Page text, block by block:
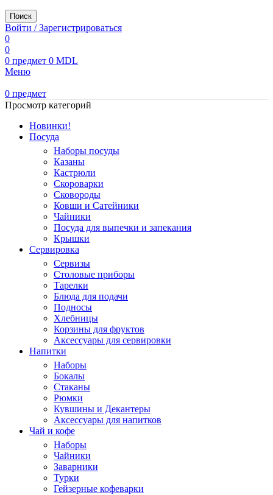
Поиск
Войти / Зарегистрироваться
0
0
0 предмет 0 MDL
Меню
0 предмет
Просмотр категорий
Новинки!
Посуда
Наборы посуды
Казаны
Кастрюли
Скороварки
Сковороды
Ковши и Сатейники
Чайники
Посуда для выпечки и запекания
Крышки
Сервировка
Сервизы
Столовые приборы
Тарелки
Блюда для подачи
Подносы
Хлебницы
Корзины для фруктов
Аксессуары для сервировки
Напитки
Наборы
Бокалы
Стаканы
Рюмки
Кувшины и Декантеры
Аксессуары для напитков
Чай и кофе
Наборы
Чайники
Заварники
Турки
Гейзерные кофеварки